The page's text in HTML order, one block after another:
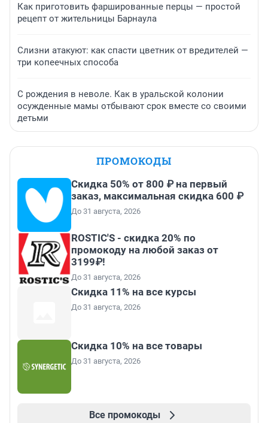
Как приготовить фаршированные перцы — простой
рецепт от жительницы Барнаула
Слизни атакуют: как спасти цветник от вредителей —
три копеечных способа
С рождения в неволе. Как в уральской колонии
осужденные мамы отбывают срок вместе со своими
детьми
ПРОМОКОДЫ
Скидка 50% от 800 ₽ на первый
заказ, максимальная скидка 600 ₽
До 31 августа, 2026
ROSTIC'S - скидка 20% по
промокоду на любой заказ от
3199₽!
До 31 августа, 2026
Скидка 11% на все курсы
До 31 августа, 2026
Скидка 10% на все товары
До 31 августа, 2026
Все промокоды